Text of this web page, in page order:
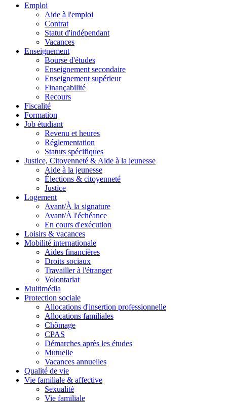
Emploi
Aide à l'emploi
Contrat
Statut d'indépendant
Vacances
Enseignement
Bourse d'études
Enseignement secondaire
Enseignement supérieur
Finançabilité
Recours
Fiscalité
Formation
Job étudiant
Revenu et heures
Réglementation
Statuts spécifiques
Justice, Citoyenneté & Aide à la jeunesse
Aide à la jeunesse
Élections & citoyenneté
Justice
Logement
Avant/À la signature
Avant/À l'échéance
En cours d'exécution
Loisirs & vacances
Mobilité internationale
Aides financières
Droits sociaux
Travailler à l'étranger
Volontariat
Multimédia
Protection sociale
Allocations d'insertion professionnelle
Allocations familiales
Chômage
CPAS
Démarches après les études
Mutuelle
Vacances annuelles
Qualité de vie
Vie familiale & affective
Sexualité
Vie familiale